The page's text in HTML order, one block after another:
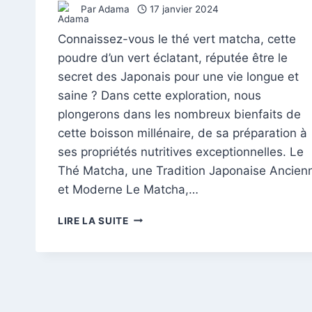
ParAdama 17 janvier 2024
Connaissez-vous le thé vert matcha, cette
poudre d’un vert éclatant, réputée être le
secret des Japonais pour une vie longue et
saine ? Dans cette exploration, nous
plongerons dans les nombreux bienfaits de
cette boisson millénaire, de sa préparation à
ses propriétés nutritives exceptionnelles. Le
Thé Matcha, une Tradition Japonaise
et Moderne Le Matcha,…
LIRE LA SUITEDÉCOUVREZ